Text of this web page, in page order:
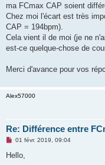
n
o
l
u
ma FCmax CAP soient
Chez moi l'écart est très
CAP = 194bpm).
Cela vient il de moi (je ne
est-ce quelque-chose de
Merci d'avance pour vos
Alex57000
Re: Différence entre
M
s
01 févr. 2019, 09:04
Hello,